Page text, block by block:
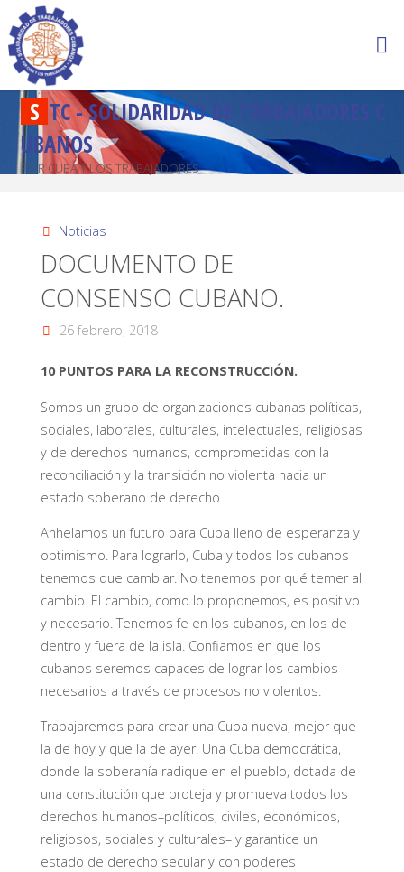
S TC-SOLIDARIDADD R A BAJADORES C
U BANOS
POR CUBA Y LOS TRABAJADORES
Noticias
DOCUMENTO DE
CONSENSO CUBANO.
26 febrero, 2018
10 PUNTOS PARA LA RECONSTRUCCIÓN.
Somos un grupo de organizaciones cubanas políticas,
sociales, laborales, culturales, intelectuales, religiosas
y de derechos humanos, comprometidas con la
reconciliación y la transición no violenta hacia un
estado soberano de derecho.
Anhelamos un futuro para Cuba lleno de esperanza y
optimismo. Para lograrlo, Cuba y todos los cubanos
tenemos que cambiar. No tenemos por qué temer al
cambio. El cambio, como lo proponemos, es positivo
y necesario. Tenemos fe en los cubanos, en los de
dentro y fuera de la isla. Confiamos en que los
cubanos seremos capaces de lograr los cambios
necesarios a través de procesos no violentos.
Trabajaremos para crear una Cuba nueva, mejor que
la de hoy y que la de ayer. Una Cuba democrática,
donde la soberanía radique en el pueblo, dotada de
una constitución que proteja y promueva todos los
derechos humanos–políticos, civiles, económicos,
religiosos, sociales y culturales– y garantice un
estado de derecho secular y con poderes